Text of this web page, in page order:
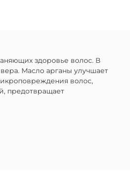
здоровье волос. В
Масло арганы улучшает
волос,
предотвращает